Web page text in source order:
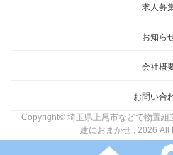
求人募
お知ら
会社概
お問い合
Copyright© 埼玉県上尾市などで物置組
建におまかせ , 2026 All